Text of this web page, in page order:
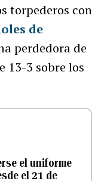
torpederos con
de
perdedora de
13-3 sobre los
el uniforme
el 21 de